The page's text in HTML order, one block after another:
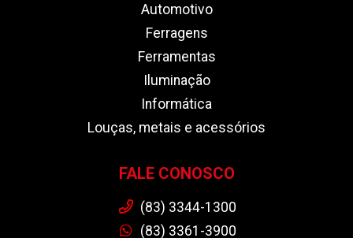
Automotivo
Ferragens
Ferramentas
Iluminação
Informática
Louças, metais e acessórios
FALE CONOSCO
(83) 3344-1300
(83) 3361-3900